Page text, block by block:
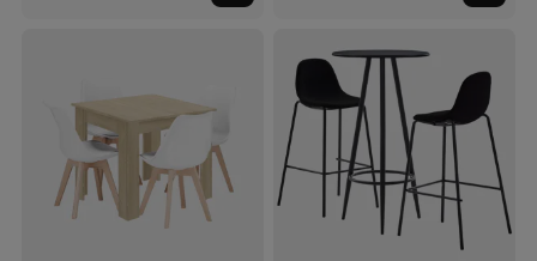
ao
ao